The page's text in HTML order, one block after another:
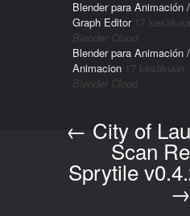
Blender para Animación
Graph Editor 17
Blender Cloud
Blender para Animación
Animacion 17
Blender Cloud
Post navigation
← City of
Scan
Sprytile
→